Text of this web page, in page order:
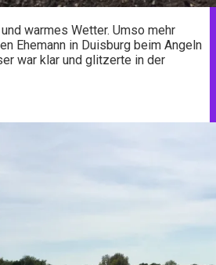
warmes Wetter. Umso mehr
Ehemann in Duisburg beim Angeln
war klar und glitzerte in der